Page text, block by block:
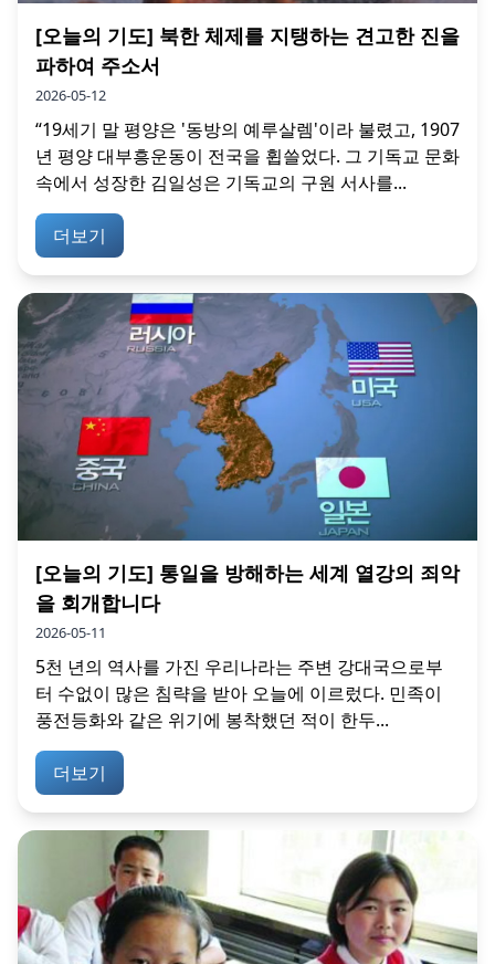
[오늘의 기도] 북한 체제를 지탱하는 견고한 진을
파하여 주소서
2026-05-12
“19세기 말 평양은 '동방의 예루살렘'이라 불렸고, 1907
년 평양 대부흥운동이 전국을 휩쓸었다. 그 기독교 문화
속에서 성장한 김일성은 기독교의 구원 서사를...
더보기
[오늘의 기도] 통일을 방해하는 세계 열강의 죄악
을 회개합니다
2026-05-11
5천 년의 역사를 가진 우리나라는 주변 강대국으로부
터 수없이 많은 침략을 받아 오늘에 이르렀다. 민족이
풍전등화와 같은 위기에 봉착했던 적이 한두...
더보기